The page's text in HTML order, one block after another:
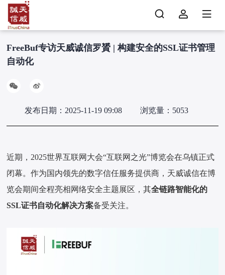
FreeBuf专访天威诚信罗贇 | 构建安全的SSL证书管理
自动化
发布日期：2025-11-19 09:08 浏览量：5053
近期，2025世界互联网大会“互联网之光”博览会在乌镇正式
闭幕。作为国内领先的数字信任服务提供商，天威诚信在博
览会期间全程亮相网络安全主题展区，其全链路智能化的
SSL证书自动化解决方案备受关注。